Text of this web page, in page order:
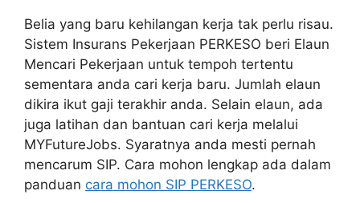
Belia yang baru kehilangan kerja tak perlu risau.
Sistem Insurans Pekerjaan PERKESO beri Elaun
Mencari Pekerjaan untuk tempoh tertentu
sementara anda cari kerja baru. Jumlah elaun
dikira ikut gaji terakhir anda. Selain elaun, ada
juga latihan dan bantuan cari kerja melalui
MYFutureJobs. Syaratnya anda mesti pernah
mencarum SIP. Cara mohon lengkap ada dalam
panduan cara mohon SIP PERKESO.